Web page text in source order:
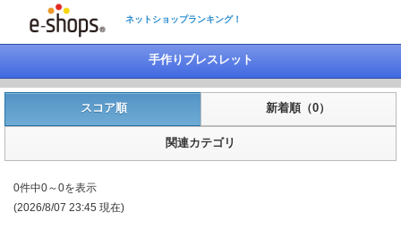
ネットショップランキング！
手作りブレスレット
スコア順 新着順（0）
関連カテゴリ
0件中0～0を表示
(2026/8/07 23:45 現在)